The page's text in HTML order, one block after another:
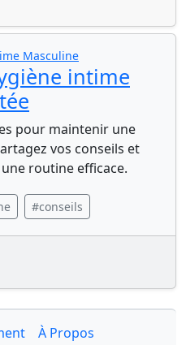
Masculine
intime
pour maintenir une
vos conseils et
routine efficace.
#conseils
À Propos